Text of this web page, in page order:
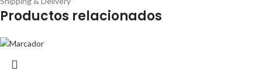
Productos relacionados